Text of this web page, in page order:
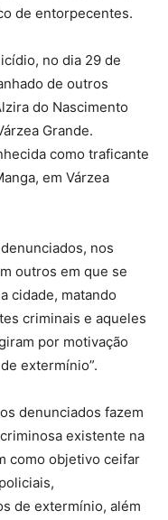
de entorpecentes.
no dia 29 de
de outros
do Nascimento
Grande.
como traficante
em Várzea
nos
outros em que se
cidade, matando
criminais e aqueles
por motivação
extermínio”.
denunciados fazem
existente na
como objetivo ceifar
de extermínio, além